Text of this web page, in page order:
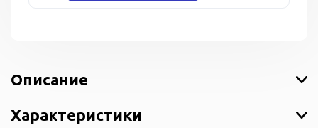
Описание
Характеристики